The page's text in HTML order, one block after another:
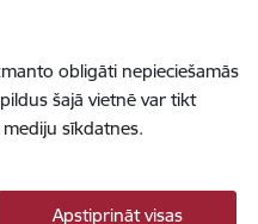
obligāti nepieciešamās
šajā vietnē var tikt
sīkdatnes.
Apstiprināt visas